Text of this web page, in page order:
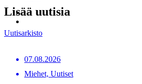
Lisää uutisia
Uutisarkisto
07.08.2026
Miehet, Uutiset